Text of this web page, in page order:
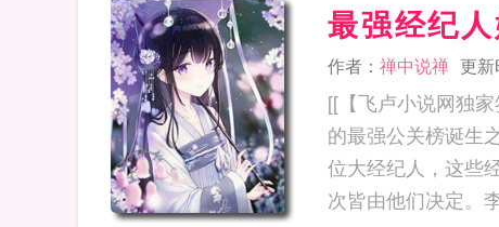
最强经纪
作者： 禅中说禅 更新
[[【飞卢小说网独
的最强公关榜诞生
位大经纪人，这些
次皆由他们决定。